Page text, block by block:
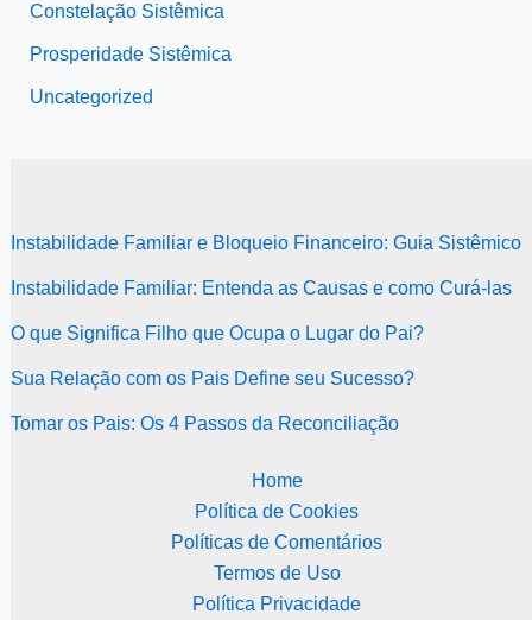
Constelação Sistêmica
Prosperidade Sistêmica
Uncategorized
Instabilidade Familiar e Bloqueio Financeiro: Guia Sistêmico
Instabilidade Familiar: Entenda as Causas e como Curá-las
O que Significa Filho que Ocupa o Lugar do Pai?
Sua Relação com os Pais Define seu Sucesso?
Tomar os Pais: Os 4 Passos da Reconciliação
Home
Política de Cookies
Políticas de Comentários
Termos de Uso
Política Privacidade